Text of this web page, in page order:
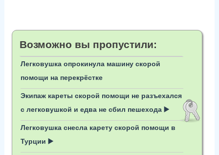
Возможно вы пропустили:
Легковушка опрокинула машину скорой
помощи на перекрёстке
Экипаж кареты скорой помощи не разъехался
с легковушкой и едва не сбил пешехода ▶️
Легковушка снесла карету скорой помощи в
Турции ▶️